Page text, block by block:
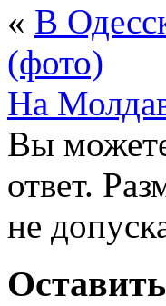
« В
(фото)
На
Вы
ответ.
не